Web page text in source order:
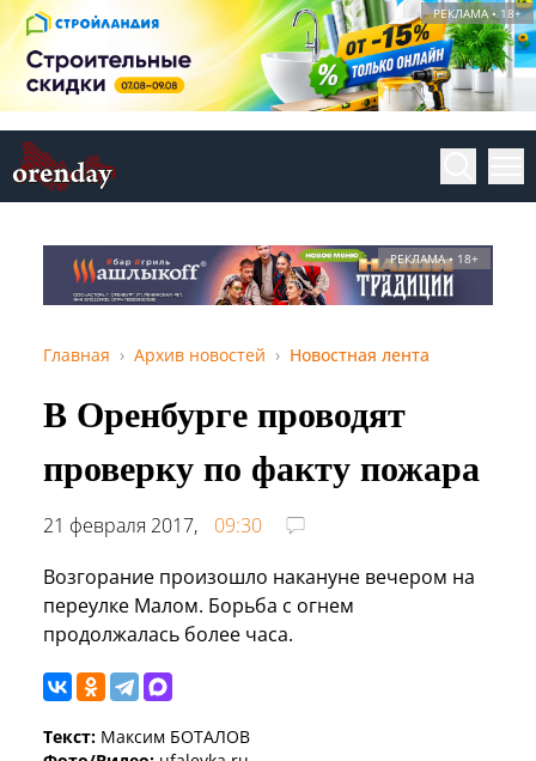
РЕКЛАМА • 18+
РЕКЛАМА • 18+
Главная Архив новостей Новостная лента
В Оренбурге проводят
проверку по факту пожара
21 февраля 2017,
09:30
Возгорание произошло накануне вечером на
переулке Малом. Борьба с огнем
продолжалась более часа.
Текст: Максим БОТАЛОВ